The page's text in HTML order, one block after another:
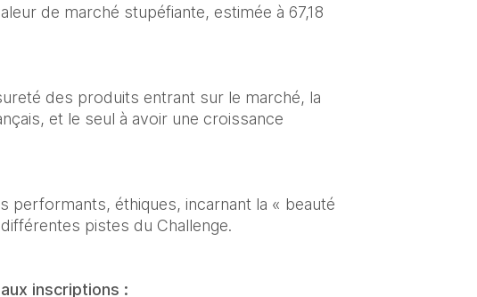
de marché stupéfiante, estimée à 67,18
des produits entrant sur le marché, la
et le seul à avoir une croissance
éthiques, incarnant la « beauté
pistes du Challenge.
inscriptions :